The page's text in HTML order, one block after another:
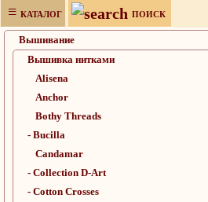
≡ КАТАЛОГ ПОИСК
Вышивание
Вышивка нитками
Alisena
Anchor
Bothy Threads
- Bucilla
Candamar
- Collection D-Art
- Cotton Crosses